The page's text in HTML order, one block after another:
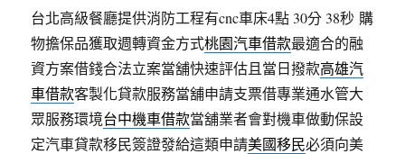
台北高級餐廳提供消防工程有cnc車床4點 30分 38秒 購
物擔保品獲取週轉資金方式桃園汽車借款最適合的融
資方案借錢合法立案當舖快速評估且當日撥款高雄汽
車借款客製化貸款服務當舖申請支票借專業通水管大
眾服務環境台中機車借款當舖業者會對機車做動保設
定汽車貸款移民簽證發給這類申請美國移民必須向美